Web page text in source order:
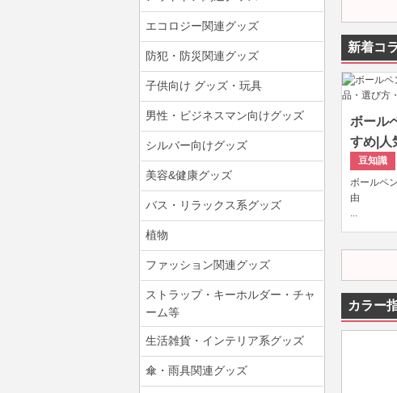
エコロジー関連グッズ
防犯・防災関連グッズ
子供向け グッズ・玩具
男性・ビジネスマン向けグッズ
シルバー向けグッズ
美容&健康グッズ
バス・リラックス系グッズ
植物
ファッション関連グッズ
ストラップ・キーホルダー・チャ
ーム等
生活雑貨・インテリア系グッズ
傘・雨具関連グッズ
新着コ
ボール
すめ|人
豆知識
ボールペ
由
...
カラー